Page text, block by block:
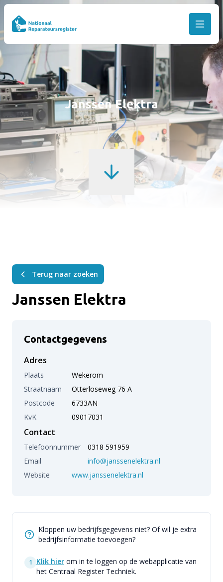
Janssen Elektra
Terug naar zoeken
Janssen Elektra
Contactgegevens
Adres
Plaats
Wekerom
Straatnaam
Otterloseweg 76 A
Postcode
6733AN
KvK
09017031
Contact
Telefoonnummer
0318 591959
Email
info@janssenelektra.nl
Website
www.janssenelektra.nl
Kloppen uw bedrijfsgegevens niet? Of wil je extra
bedrijfsinformatie toevoegen?
1 Klik hier om in te loggen op de webapplicatie van
het Centraal Register Techniek.